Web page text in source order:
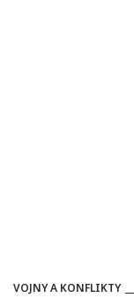
VOJNY A KONFLIKTY